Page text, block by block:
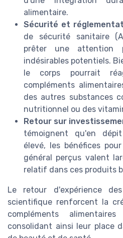
alimentaire.
Sécurité et
de sécurité sanitaire
prêter une attention
indésirables potentiels.
le corps pourrait
compléments
des autres substances
nutritionnel ou des
Retour sur
témoignent qu'en
élevé, les bénéfices
général perçus valent
relatif dans ces produits
Le retour d'expérience
scientifique renforcent la
compléments
consolidant ainsi leur place